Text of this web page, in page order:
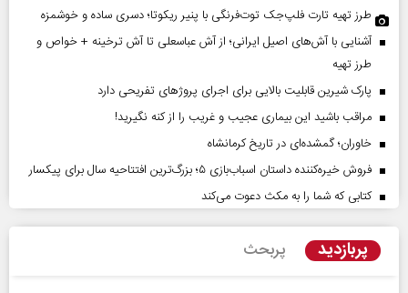
طرز تهیه تارت فلپ‌جک توت‌فرنگی با پنیر ریکوتا؛ دسری ساده و خوشمزه
آشنایی با آش‌های اصیل ایرانی؛ از آش عباسعلی تا آش ترخینه + خواص و
طرز تهیه
پارک شیرین قابلیت‌ بالایی برای اجرای پروژهای تفریحی دارد
مراقب باشید این بیماری عجیب و غریب را از کنه نگیرید!
خاوران؛ گمشده‌ای در تاریخ کرمانشاه
فروش خیره‌کننده داستان اسباب‌بازی ۵؛ بزرگ‌ترین افتتاحیه سال برای پیکسار
کتابی که شما را به مکث دعوت می‌کند
پربازدید پربحث